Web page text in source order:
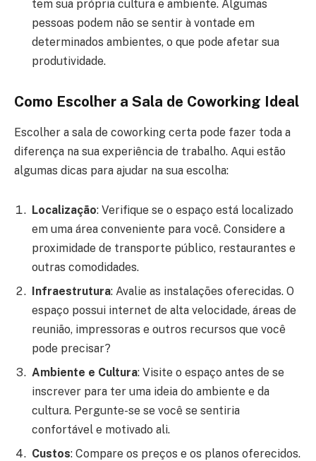
tem sua própria cultura e ambiente. Algumas
pessoas podem não se sentir à vontade em
determinados ambientes, o que pode afetar sua
produtividade.
Como Escolher a Sala de Coworking Ideal
Escolher a sala de coworking certa pode fazer toda a
diferença na sua experiência de trabalho. Aqui estão
algumas dicas para ajudar na sua escolha:
Localização: Verifique se o espaço está localizado
em uma área conveniente para você. Considere a
proximidade de transporte público, restaurantes e
outras comodidades.
Infraestrutura: Avalie as instalações oferecidas. O
espaço possui internet de alta velocidade, áreas de
reunião, impressoras e outros recursos que você
pode precisar?
Ambiente e Cultura: Visite o espaço antes de se
inscrever para ter uma ideia do ambiente e da
cultura. Pergunte-se se você se sentiria
confortável e motivado ali.
Custos: Compare os preços e os planos oferecidos.